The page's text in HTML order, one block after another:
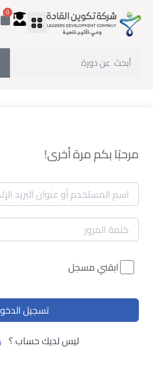
0
مرحبًا بكم مرة أخرى!
ابقني مسجل
تسجيل
ليس لديك حساب ؟